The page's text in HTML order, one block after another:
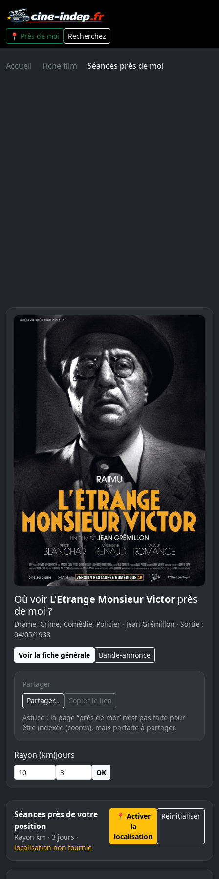
📍 Près de moi Recherchez
Accueil Fiche film Séances près de moi
Où voir L'Etrange Monsieur Victor près
de moi ?
Drame, Crime, Comédie, Policier · Jean Grémillon · Sortie :
04/05/1938
Voir la fiche générale Bande-annonce
Partager
Partager…
Copier le lien
Astuce : la page “près de moi” n’est pas faite pour
être indexée (coords), mais parfaite à partager.
Rayon (km)Jours
OK
Séances près de votre
position
Rayon km · 3 jours ·
localisation non fournie
📍 Activer
la
localisation
Réinitialiser